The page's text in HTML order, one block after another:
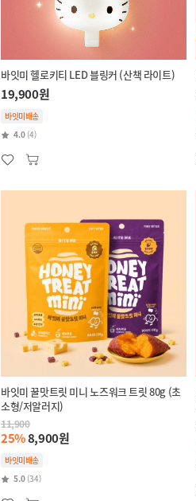
바잇미 헬로키티 LED 블링커 (산책 라이트)
19,900원
바잇미배송
4.0 (4)
바잇미 꿀맛트릿 미니 노즈워크 트릿 80g (초
소형/저알러지)
11,900
25%8,900원
바잇미배송
5.0 (34)